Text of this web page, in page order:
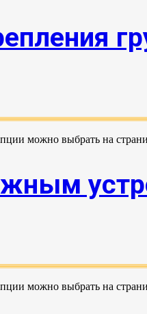
можно выбрать на
можно выбрать на